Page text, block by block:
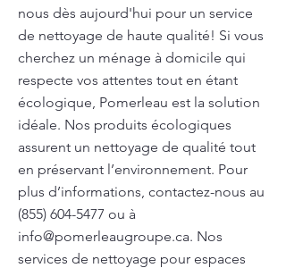
nous dès aujourd'hui pour un service
de nettoyage de haute qualité! Si vous
cherchez un ménage à domicile qui
respecte vos attentes tout en étant
écologique, Pomerleau est la solution
idéale. Nos produits écologiques
assurent un nettoyage de qualité tout
en préservant l’environnement. Pour
plus d’informations, contactez-nous au
(855) 604-5477 ou à
info@pomerleaugroupe.ca. Nos
services de nettoyage pour espaces